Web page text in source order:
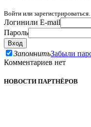
Войти или зарегистрироваться.
Логинили E-mail
Пароль
ЗапомнитьЗабыли
Комментариев нет
НОВОСТИ ПАРТНЁРОВ